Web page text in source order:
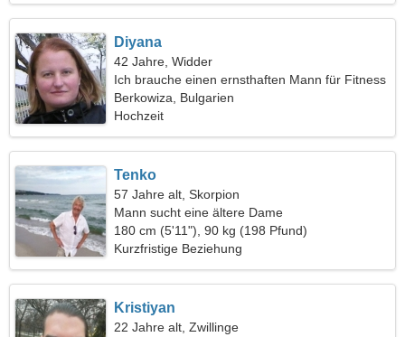
Diyana
42 Jahre, Widder
Ich brauche einen ernsthaften Mann für Fitness
Berkowiza, Bulgarien
Hochzeit
Tenko
57 Jahre alt, Skorpion
Mann sucht eine ältere Dame
180 cm (5'11"), 90 kg (198 Pfund)
Kurzfristige Beziehung
Kristiyan
22 Jahre alt, Zwillinge